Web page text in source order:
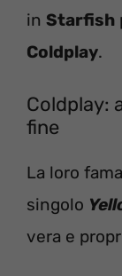
in Starfish
Coldplay.
Coldplay:
fine
La loro
singolo
vera e